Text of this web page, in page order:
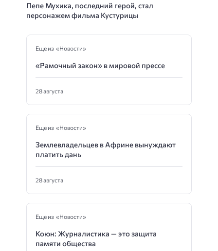
Пепе Мухика, последний герой, стал
персонажем фильма Кустурицы
Еще из «Новости»
«Рамочный закон» в мировой прессе
28 августа
Еще из «Новости»
Землевладельцев в Африне вынуждают
платить дань
28 августа
Еще из «Новости»
Коюн: Журналистика — это защита
памяти общества